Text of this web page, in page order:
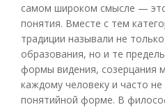
самом широком смысле —
понятия. Вместе с тем
традиции называли не
образования, но и те
формы видения, созерцания
каждому человеку и часто
понятийной форме. В